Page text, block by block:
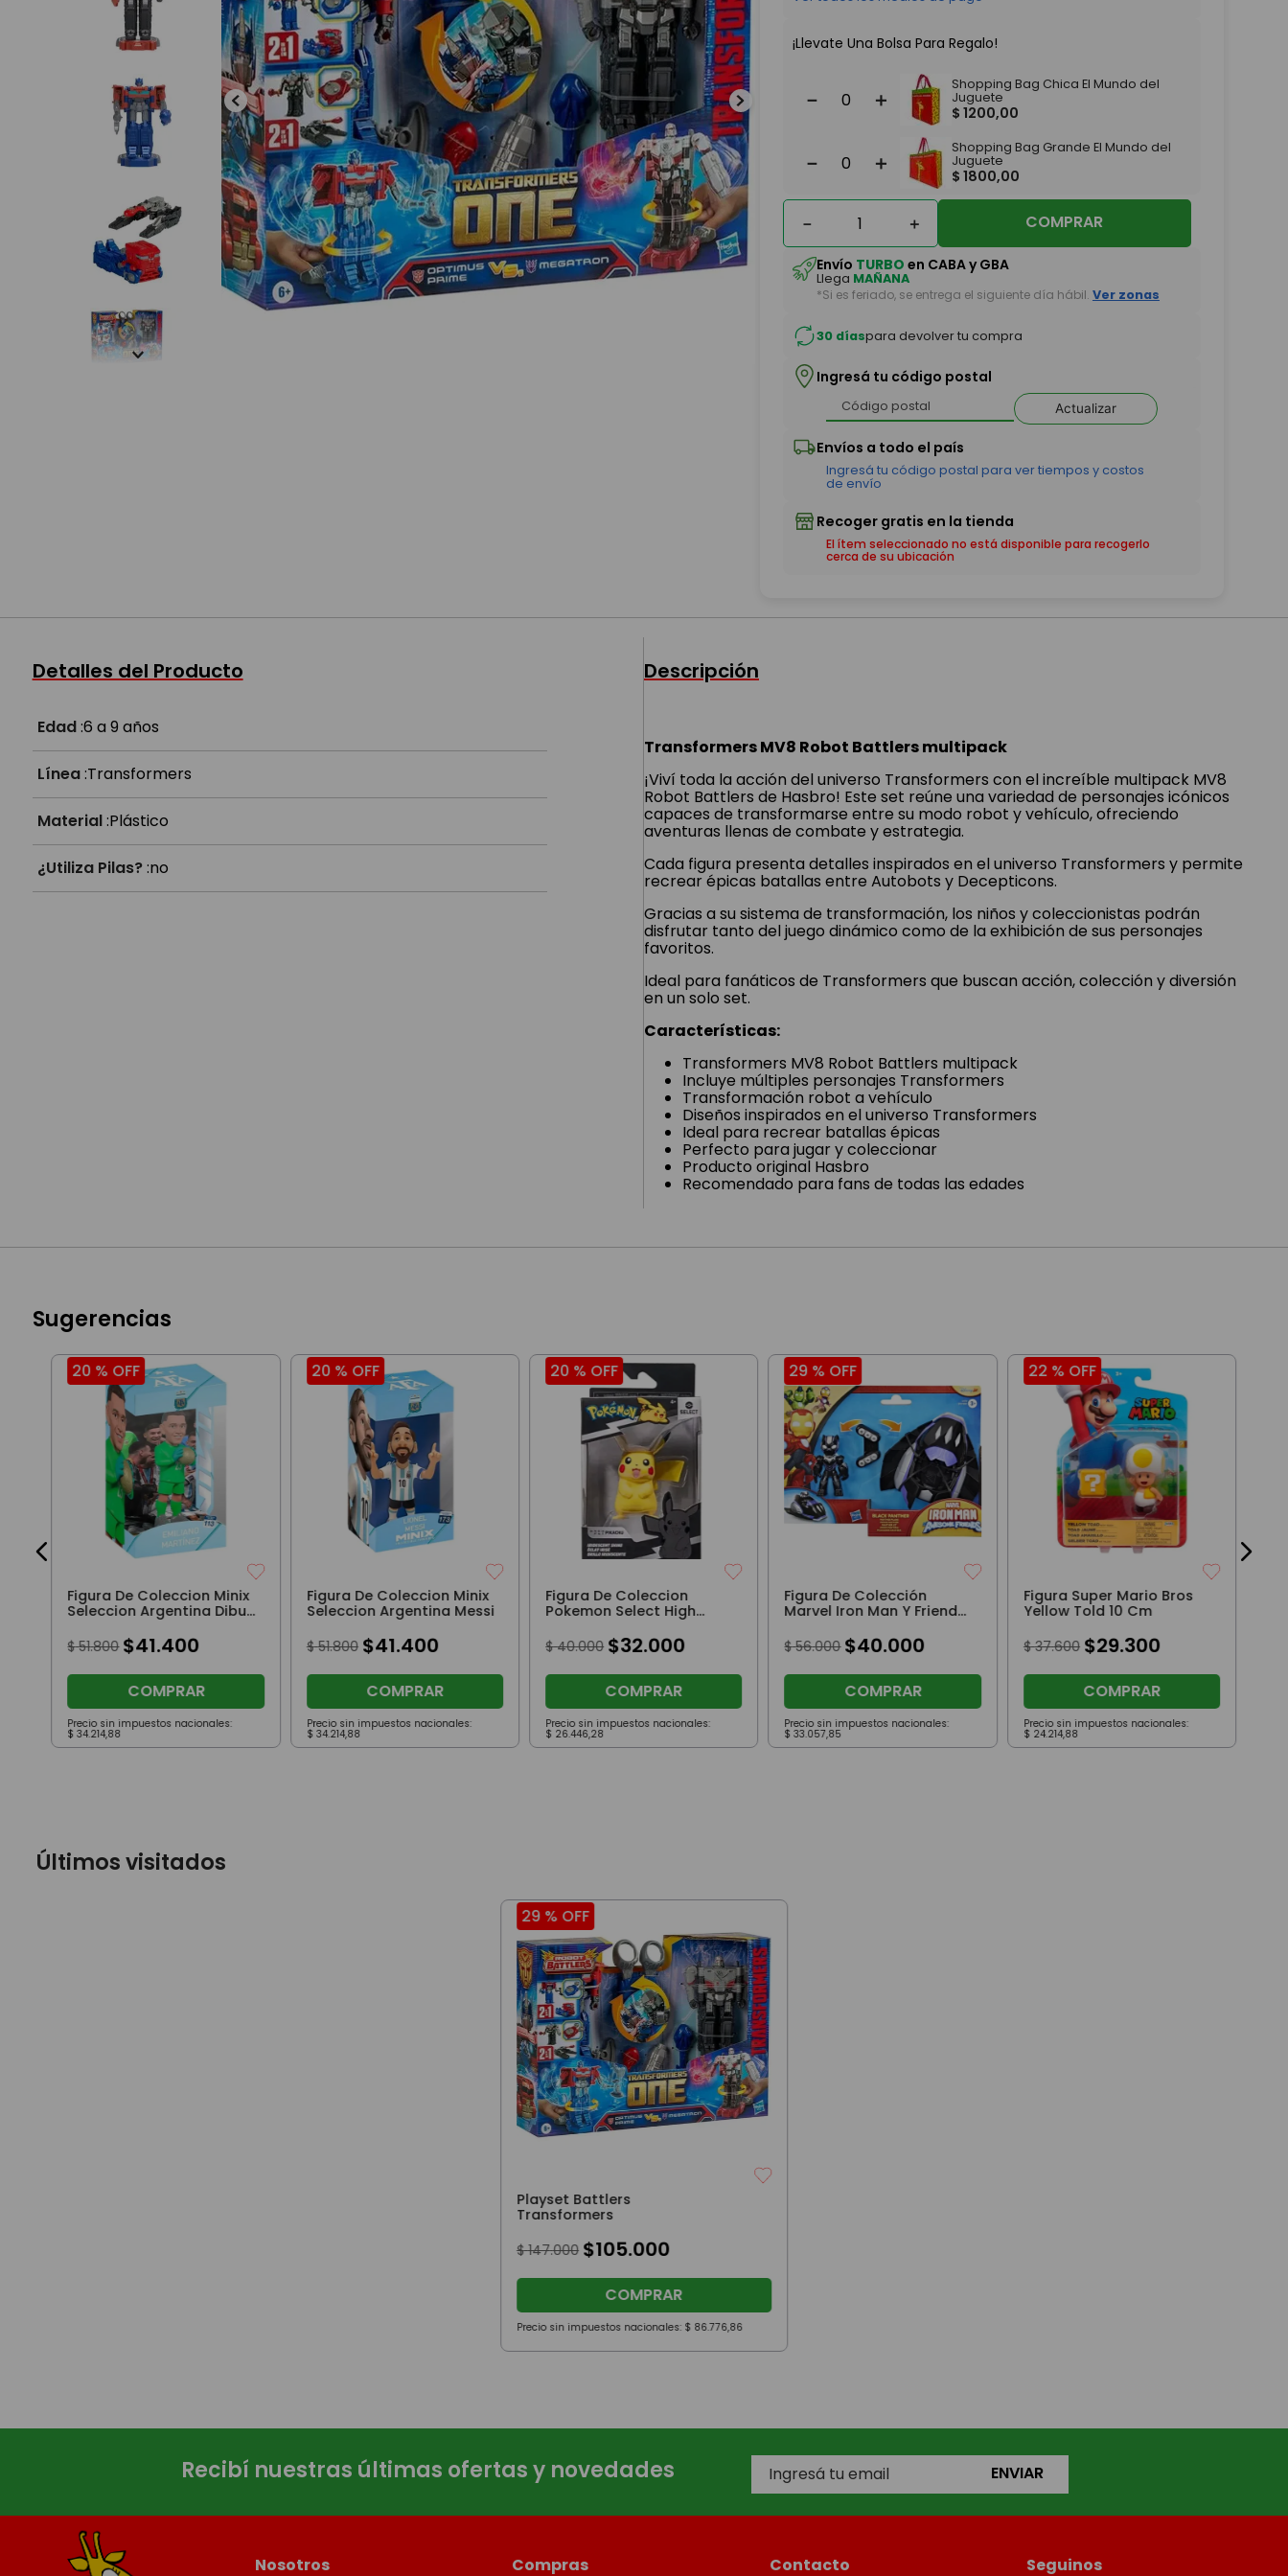
¡Llevate Una Bolsa Para Regalo!
＋
－
Shopping Bag Chica El Mundo del
Juguete
$ 1200,00
＋
－
Shopping Bag Grande El Mundo del
Juguete
$ 1800,00
＋
－ COMPRAR
Envío TURBO en CABA y GBA
Llega MAÑANA
*Si es feriado, se entrega el siguiente día hábil. Ver zonas
30 díaspara devolver tu compra
Ingresá tu código postal
Actualizar
El ítem seleccionado no está disponible para recogerlo
cerca de su ubicación
Detalles del Producto
Edad:6 a 9 años
Línea:Transformers
Material:Plástico
¿Utiliza Pilas?:no
Descripción
Transformers MV8 Robot Battlers multipack
¡Viví toda la acción del universo Transformers con el increíble multipack MV8
Robot Battlers de Hasbro! Este set reúne una variedad de personajes icónicos
capaces de transformarse entre su modo robot y vehículo, ofreciendo
aventuras llenas de combate y estrategia.
Cada figura presenta detalles inspirados en el universo Transformers y permite
recrear épicas batallas entre Autobots y Decepticons.
Gracias a su sistema de transformación, los niños y coleccionistas podrán
disfrutar tanto del juego dinámico como de la exhibición de sus personajes
favoritos.
Ideal para fanáticos de Transformers que buscan acción, colección y diversión
en un solo set.
Características:
Transformers MV8 Robot Battlers multipack
Incluye múltiples personajes Transformers
Transformación robot a vehículo
Diseños inspirados en el universo Transformers
Ideal para recrear batallas épicas
Perfecto para jugar y coleccionar
Producto original Hasbro
Recomendado para fans de todas las edades
Sugerencias
20 % OFF
Figura De Coleccion Minix
Seleccion Argentina Dibu
$ 51.800 $41.400
COMPRAR
Precio sin impuestos nacionales:
$ 34.214,88
20 % OFF
Figura De Coleccion Minix
Seleccion Argentina Messi
$ 51.800 $41.400
COMPRAR
Precio sin impuestos nacionales:
$ 34.214,88
20 % OFF
Figura De Coleccion
Pokemon Select High
$ 40.000 $32.000
COMPRAR
Precio sin impuestos nacionales:
$ 26.446,28
29 % OFF
Figura De Colección
Marvel Iron Man Y Friends
$ 56.000 $40.000
COMPRAR
Precio sin impuestos nacionales:
$ 33.057,85
22 % OFF
Figura Super Mario Bros
Yellow Told 10 Cm
$ 37.600 $29.300
COMPRAR
Precio sin impuestos nacionales:
$ 24.214,88
Últimos visitados
29 %OFF
Playset Battlers
Transformers
$ 147.000 $105.000
COMPRAR
Precio sin impuestos nacionales: $ 86.776,86
Recibí nuestras últimas ofertas y novedades ENVIAR
Nosotros Compras Contacto Seguinos